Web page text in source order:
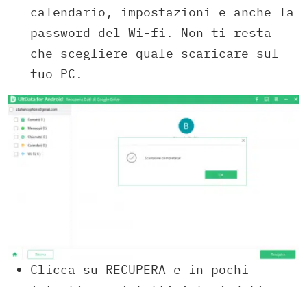
calendario, impostazioni e anche la
password del Wi-fi. Non ti resta
che scegliere quale scaricare sul
tuo PC.
Clicca su RECUPERA e in pochi